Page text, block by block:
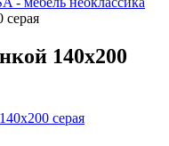
серая
140x200